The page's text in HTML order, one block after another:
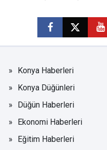
Konya Haberleri
Konya Düğünleri
Düğün Haberleri
Ekonomi Haberleri
Eğitim Haberleri